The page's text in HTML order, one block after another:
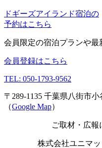
ドギーズアイランド宿泊の
予約はこちら
会員限定の宿泊プランや最
会員登録はこちら
TEL: 050-1793-9562
〒289-1135 千葉県八街市小
（Google Map）
ご取材・広報
株式会社ユニマ